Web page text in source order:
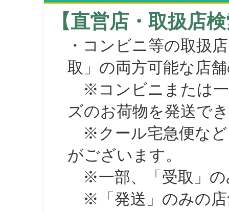
【直営店・取扱店
・コンビニ等の取扱
取」の両方可能な店
※コンビニまたは一
ズのお荷物を発送で
※クール宅急便など
がございます。
※一部、「受取」の
※「発送」のみの店